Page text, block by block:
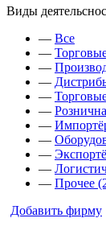
Виды
— Все
—
—
—
—
—
—
—
—
—
— Прочее
Добавить фирму